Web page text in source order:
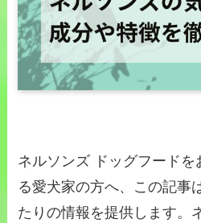
ネルソンズ ドッグフード
る愛犬家の方へ、この記事
たりの情報を提供します。